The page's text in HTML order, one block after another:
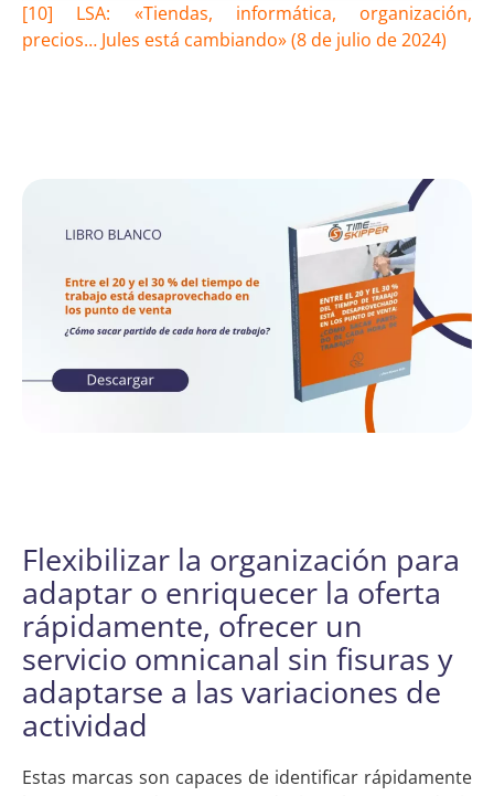
[10] LSA: «Tiendas, informática, organización,
precios… Jules está cambiando» (8 de julio de 2024)
Flexibilizar la organización para
adaptar o enriquecer la oferta
rápidamente, ofrecer un
servicio omnicanal sin fisuras y
adaptarse a las variaciones de
actividad
Estas marcas son capaces de identificar rápidamente